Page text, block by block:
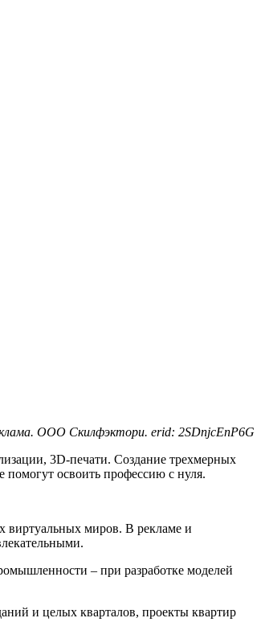
ООО Скилфэктори. erid: 2SDnjcEnP6G
3D-печати. Создание трехмерных
помогут освоить профессию с нуля.
виртуальных миров. В рекламе и
– при разработке моделей
и целых кварталов, проекты квартир